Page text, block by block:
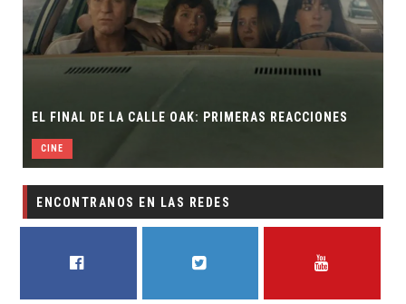
DE LA CALLE OAK: PRIMERAS REACCIONES
ENCONTRANOS EN LAS REDES